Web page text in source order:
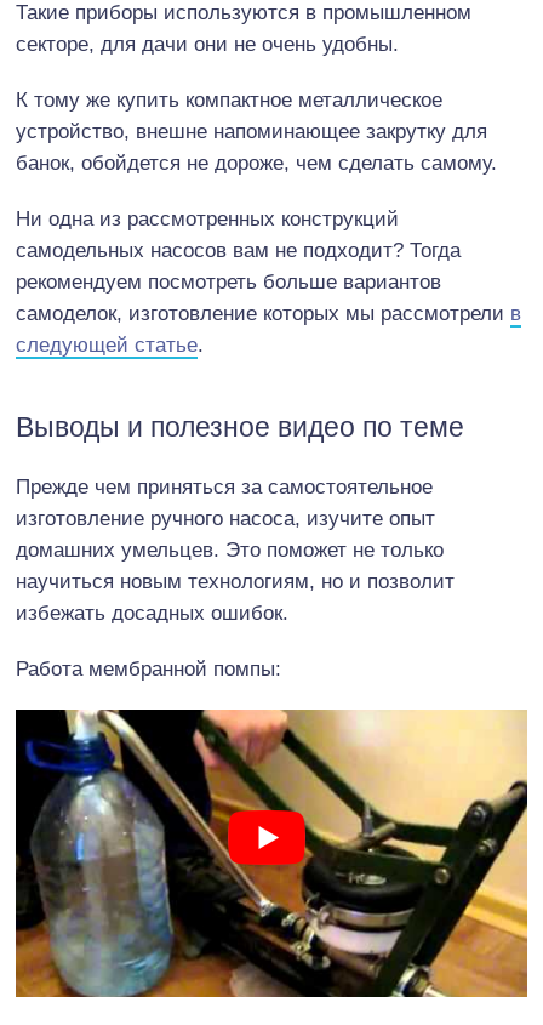
Такие приборы используются в промышленном
секторе, для дачи они не очень удобны.
К тому же купить компактное металлическое
устройство, внешне напоминающее закрутку для
банок, обойдется не дороже, чем сделать самому.
Ни одна из рассмотренных конструкций
самодельных насосов вам не подходит? Тогда
рекомендуем посмотреть больше вариантов
самоделок, изготовление которых мы рассмотрели в
следующей статье.
Выводы и полезное видео по теме
Прежде чем приняться за самостоятельное
изготовление ручного насоса, изучите опыт
домашних умельцев. Это поможет не только
научиться новым технологиям, но и позволит
избежать досадных ошибок.
Работа мембранной помпы: